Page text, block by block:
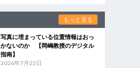
もっと見る
写真に埋まっている位置情報はおっ
かないのか 【岡嶋教授のデジタル
指南】
2026年7月22日